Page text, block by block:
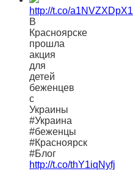
http://t.co/a1NVZXDpX1
В
Красноярске
прошла
акция
для
детей
беженцев
с
Украины
#Украина
#беженцы
#Красноярск
#Блог
http://t.co/thY1iqNyfj